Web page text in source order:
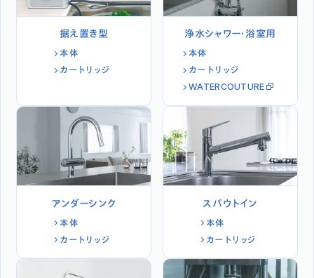
据え置き型
本体
カートリッジ
浄水シャワー・浴室用
本体
カートリッジ
WATERCOUTURE
アンダーシンク
本体
カートリッジ
スパウトイン
本体
カートリッジ